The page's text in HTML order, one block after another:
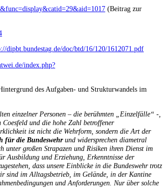
(Beitrag zur
dipbt.bundestag.de/doc/btd/16/120/1612071.pdf
index.php?
des Aufgaben- und Strukturwandels im
einzelner Personen – die berühmten „Einzelfälle“ -,
und die hohe Zahl betroffener
ist nicht die Wehrform, sondern die Art der
für die Bundeswehrund widersprechen diametral
unter großen Strapazen und Risiken ihren Dienst im
Ausbildung und Erziehung, Erkenntnisse der
dass unsere Einblicke in die Bundeswehr trotz
sind im Alltagsbetrieb, im Gelände, in der Kantine
und Anforderungen. Nur über solche